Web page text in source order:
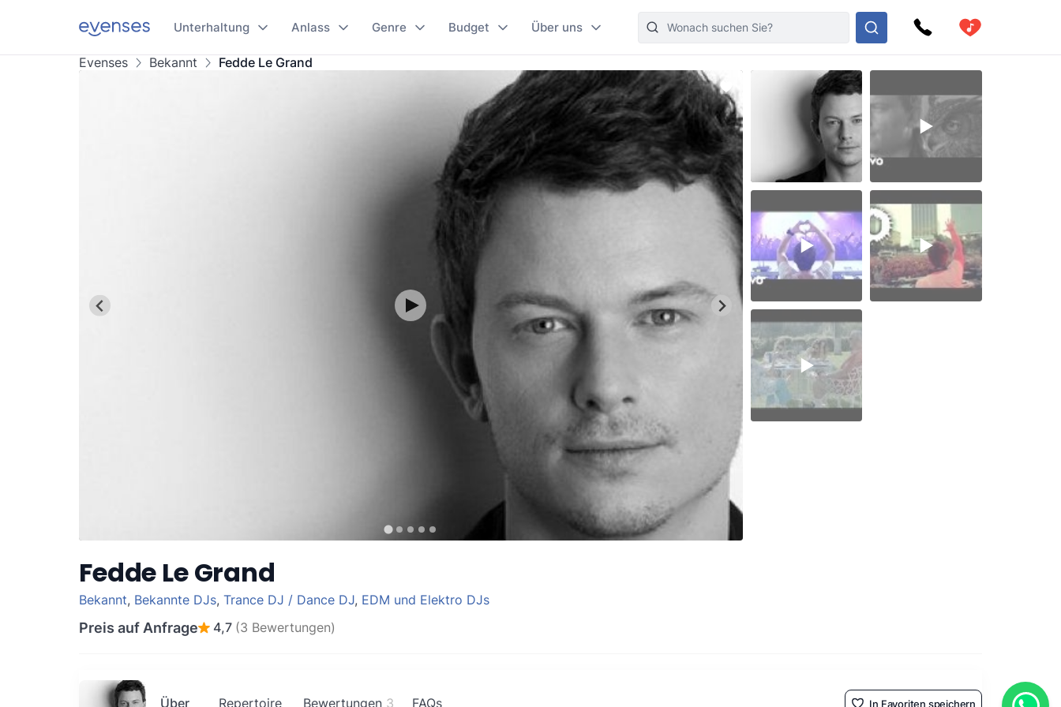
Unterhaltung Anlass Genre Budget Über uns
Evenses Bekannt Fedde Le Grand
Fedde Le Grand
Bekannt, Bekannte DJs, Trance DJ / Dance DJ, EDM und Elektro DJs
Preis auf Anfrage 4,7 (3 Bewertungen)
Über Repertoire Bewertungen 3 FAQs In Favoriten speichern